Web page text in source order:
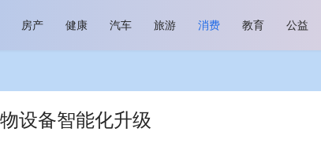
房产 健康 汽车 旅游 消费 教育 公益
设备智能化升级